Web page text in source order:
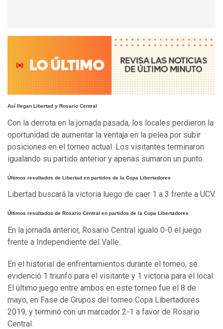
Así llegan Libertad y Rosario Central
Con la derrota en la jornada pasada, los locales perdieron la
oportunidad de aumentar la ventaja en la pelea por subir
posiciones en el torneo actual. Los visitantes terminaron
igualando su partido anterior y apenas sumaron un punto.
Últimos resultados de Libertad en partidos de la Copa Libertadores
Libertad buscará la victoria luego de caer 1 a 3 frente a UCV.
Últimos resultados de Rosario Central en partidos de la Copa Libertadores
En la jornada anterior, Rosario Central igualó 0-0 el juego
frente a Independiente del Valle..
En el historial de enfrentamientos durante el torneo, se
evidenció 1 triunfo para el visitante y 1 victoria para el local.
El último juego entre ambos en este torneo fue el 8 de
mayo, en Fase de Grupos del torneo Copa Libertadores
2019, y terminó con un marcador 2-1 a favor de Rosario
Central.